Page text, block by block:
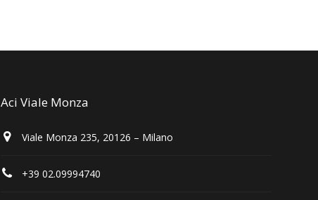
Aci Viale Monza
Viale Monza 235, 20126 – Milano
+39 02.09994740